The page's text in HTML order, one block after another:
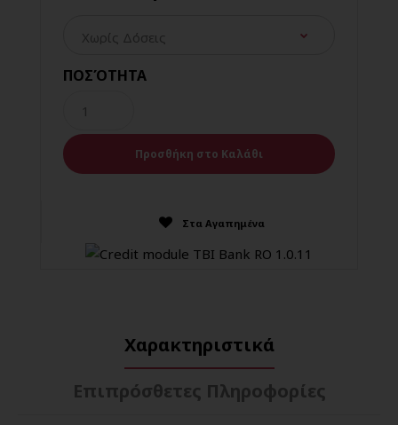
ΠΟΣΌΤΗΤΑ
Στα Αγαπημένα
Χαρακτηριστικά
Επιπρόσθετες Πληροφορίες